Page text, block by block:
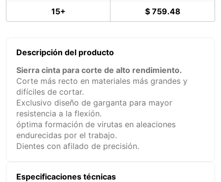
15+
$ 759.48
Descripción del producto
Sierra cinta para corte de alto rendimiento.
Corte más recto en materiales más grandes y
difíciles de cortar.
Exclusivo diseño de garganta para mayor
resistencia a la flexión.
óptima formación de virutas en aleaciones
endurecidas por el trabajo.
Dientes con afilado de precisión.
Especificaciones técnicas